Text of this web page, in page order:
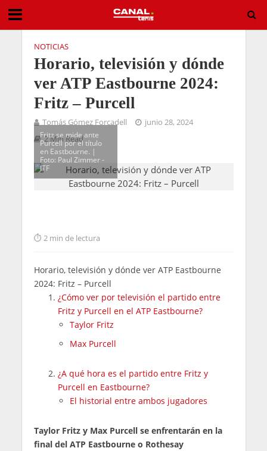
NOTICIAS
Horario, televisión y dónde
ver ATP Eastbourne 2024:
Fritz – Purcell
Tomás Gómez Forcadell
junio 28, 2024
2 Min Read
Fritz se mide ante
Purcell por el título
en Eastbourne. |
Foto: Paul Zimmer -
ITF
2 min de lectura
Horario, televisión y dónde ver ATP Eastbourne
2024: Fritz – Purcell
¿Cómo ver por televisión el partido entre
Fritz y Purcell en el ATP Eastbourne?
Taylor Fritz
Max Purcell
¿A qué hora es el partido entre Fritz y
Purcell en Eastbourne?
El historial entre ambos jugadores
Taylor Fritz y Max Purcell se enfrentarán en la
final del ATP Eastbourne o Rothesay